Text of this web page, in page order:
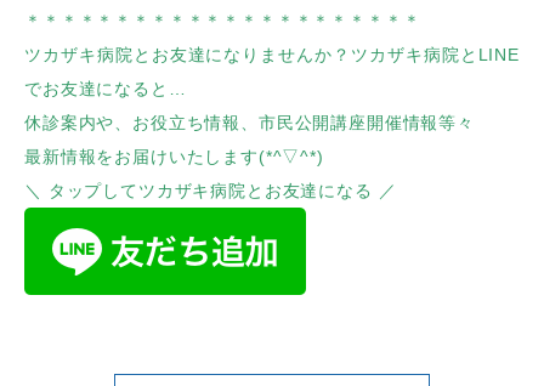
＊＊＊＊＊＊＊＊＊＊＊＊＊＊＊＊＊＊＊＊＊＊
ツカザキ病院とお友達になりませんか？ツカザキ病院とLINE
でお友達になると…
休診案内や、お役立ち情報、市民公開講座開催情報等々
最新情報をお届けいたします(*^▽^*)
＼ タップしてツカザキ病院とお友達になる ／